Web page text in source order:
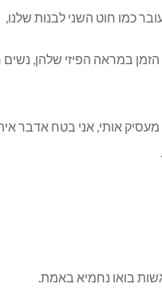
כמו חוט השני לבנות שלנו,
במראה הפיזי שלהן, נשים
מעסיק אותי, אני בטח אדבר
בואו נחמיא באמת.